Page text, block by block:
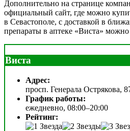
Дополнительно на странице
официальный сайт, где можно
в Севастополе, с доставкой в
препараты в аптеке «Виста»
Виста
Адрес:
просп. Генерала Острякова,
График работы:
ежедневно, 08:00–20:00
Рейтинг: